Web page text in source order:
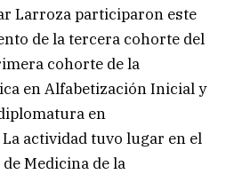
Larroza participaron este
de la tercera cohorte del
cohorte de la
en Alfabetización Inicial y
en
actividad tuvo lugar en el
Medicina de la